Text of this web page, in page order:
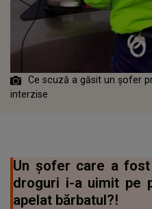
Ce scuză a găsit un șofer
interzise
Un șofer care a
droguri i-a uimit pe
apelat bărbatul?!